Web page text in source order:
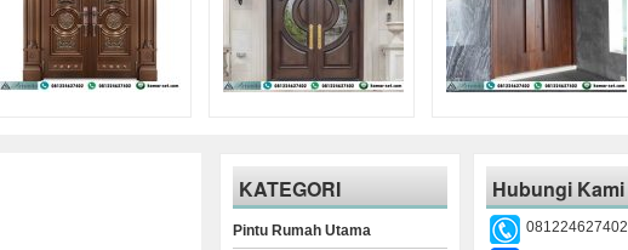
KATEGORI
Pintu Rumah Utama
Hubungi Kami
081224627402